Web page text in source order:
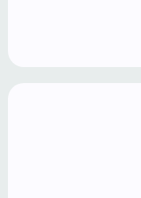
komunicira ko